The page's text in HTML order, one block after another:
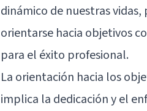
dinámico de nuestras
orientarse hacia objetivos
para el éxito profesional.
La orientación hacia los
implica la dedicación y el